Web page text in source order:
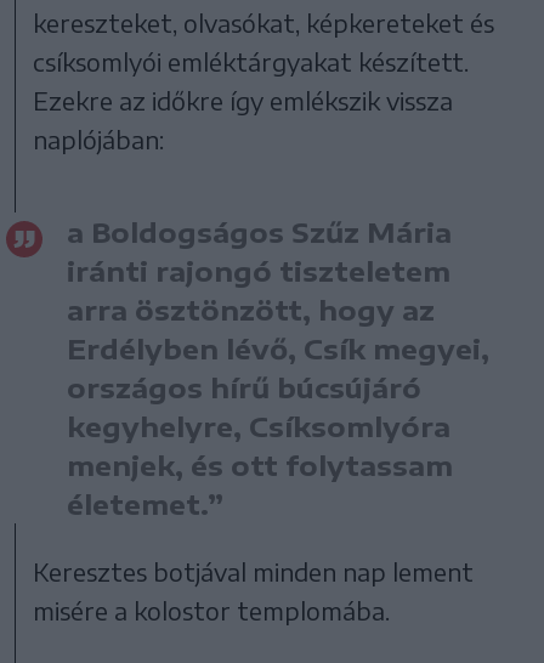
kereszteket, olvasókat, képkereteket és
csíksomlyói emléktárgyakat készített.
Ezekre az időkre így emlékszik vissza
naplójában:
a Boldogságos Szűz Mária
iránti rajongó tiszteletem
arra ösztönzött, hogy az
Erdélyben lévő, Csík megyei,
országos hírű búcsújáró
kegyhelyre, Csíksomlyóra
menjek, és ott folytassam
életemet.”
Keresztes botjával minden nap lement
misére a kolostor templomába.